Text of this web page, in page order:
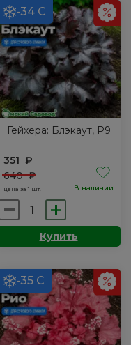
-34 С
Гейхера: Блэкаут, Р9
351 ₽
640₽
цена за 1 шт. В наличии
Количество
Гейхера:
Р9
Купить
-35 С